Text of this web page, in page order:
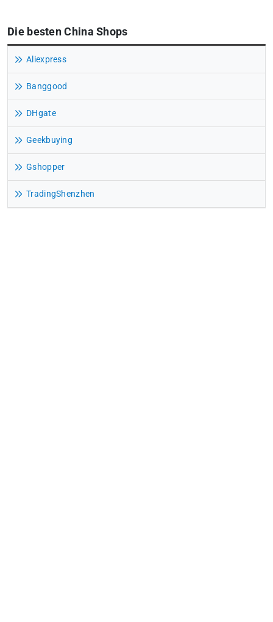
Die besten China Shops
Aliexpress
Banggood
DHgate
Geekbuying
Gshopper
TradingShenzhen